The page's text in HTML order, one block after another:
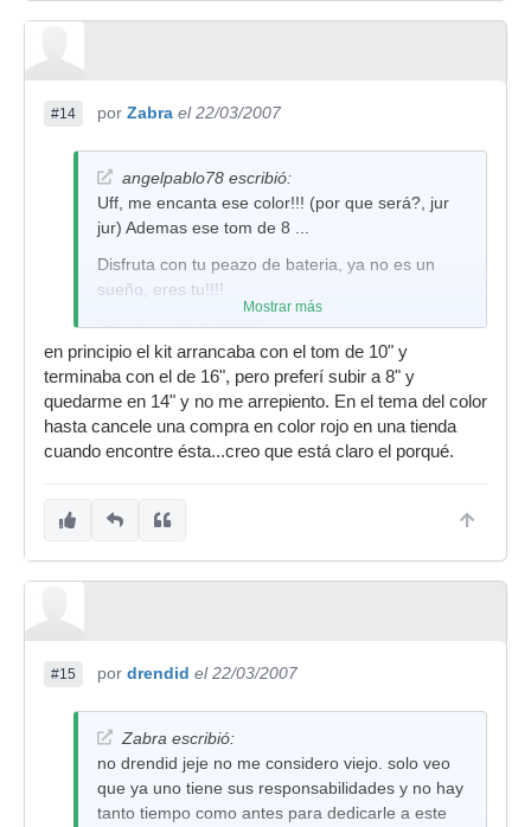
#14 por Zabra el 22/03/2007
angelpablo78 escribió:
Uff, me encanta ese color!!! (por que será?, jur
jur) Ademas ese tom de 8 ...
Disfruta con tu peazo de bateria, ya no es un
sueño, eres tu!!!!
Saludos y bienvenido!!
Mostrar más
en principio el kit arrancaba con el tom de 10" y
terminaba con el de 16", pero preferí subir a 8" y
quedarme en 14" y no me arrepiento. En el tema del color
hasta cancele una compra en color rojo en una tienda
cuando encontre ésta...creo que está claro el porqué.
#15 por drendid el 22/03/2007
Zabra escribió:
no drendid jeje no me considero viejo. solo veo
que ya uno tiene sus responsabilidades y no hay
tanto tiempo como antes para dedicarle a este